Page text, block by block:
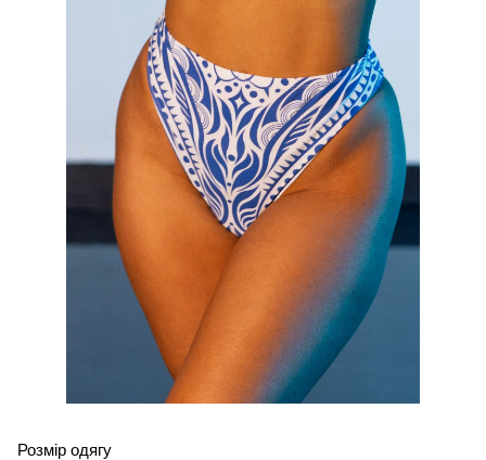
Розмір одягу